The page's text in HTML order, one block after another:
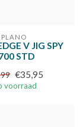
PLANO
V JIG SPY
STD
€35,95
voorraad